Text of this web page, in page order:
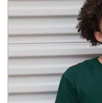
il proprio stile autentico. Per
e colori. JERZEES® è la tela
spirito creativo. Sostiene
l'abbigliamento.